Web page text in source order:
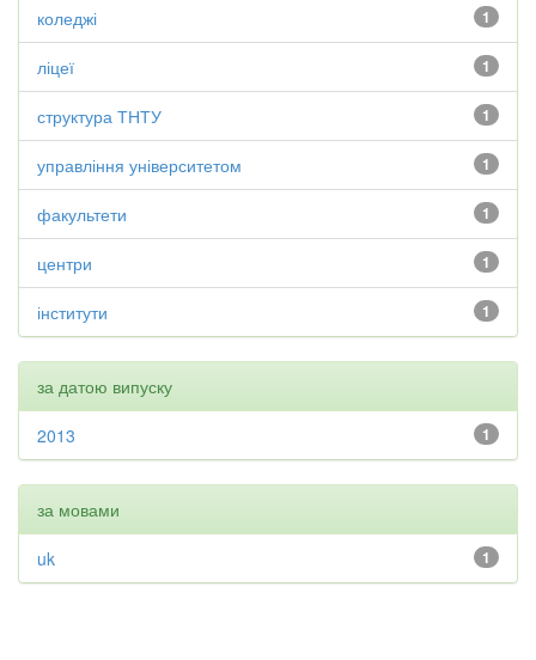
1
коледжі
1
ліцеї
1
структура ТНТУ
1
управління університетом
1
факультети
1
центри
1
інститути
за датою випуску
1
2013
за мовами
1
uk